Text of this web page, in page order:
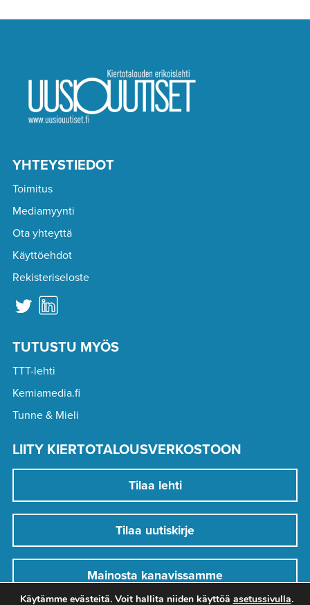
YHTEYSTIEDOT
Toimitus
Mediamyynti
Ota yhteyttä
Käyttöehdot
Rekisteriseloste
TUTUSTU MYÖS
TTT-lehti
Kemiamedia.fi
Tunne & Mieli
LIITY KIERTOTALOUSVERKOSTOON
Tilaa lehti
Tilaa uutiskirje
Mainosta kanavissamme
Käytämme evästeitä. Voit hallita niiden käyttöä asetussivulla.